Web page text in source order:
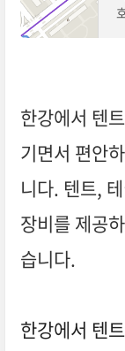
한강에서 텐
기면서 편안
니다. 텐트,
장비를 제공
습니다.
한강에서 텐